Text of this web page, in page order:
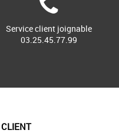
Service client joignable
03.25.45.77.99